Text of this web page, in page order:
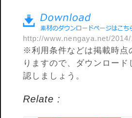
http://www.nengaya.net/
※利用条件などは掲載時点
りますので、ダウンロー
認しましょう。
Relate :